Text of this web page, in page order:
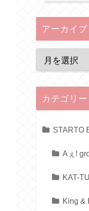
アーカイブ
カテゴリー
STARTO
Aぇ!
KAT-
King &